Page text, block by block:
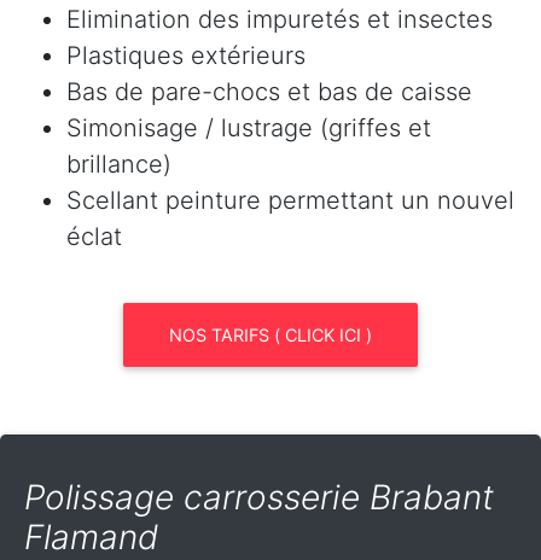
Elimination des impuretés et insectes
Plastiques extérieurs
Bas de pare-chocs et bas de caisse
Simonisage / lustrage (griffes et
brillance)
Scellant peinture permettant un nouvel
éclat
NOS TARIFS ( CLICK ICI )
Polissage carrosserie Brabant
Flamand